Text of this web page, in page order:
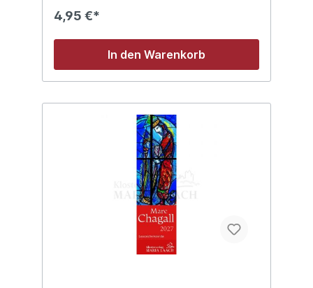
4,95 €*
In den Warenkorb